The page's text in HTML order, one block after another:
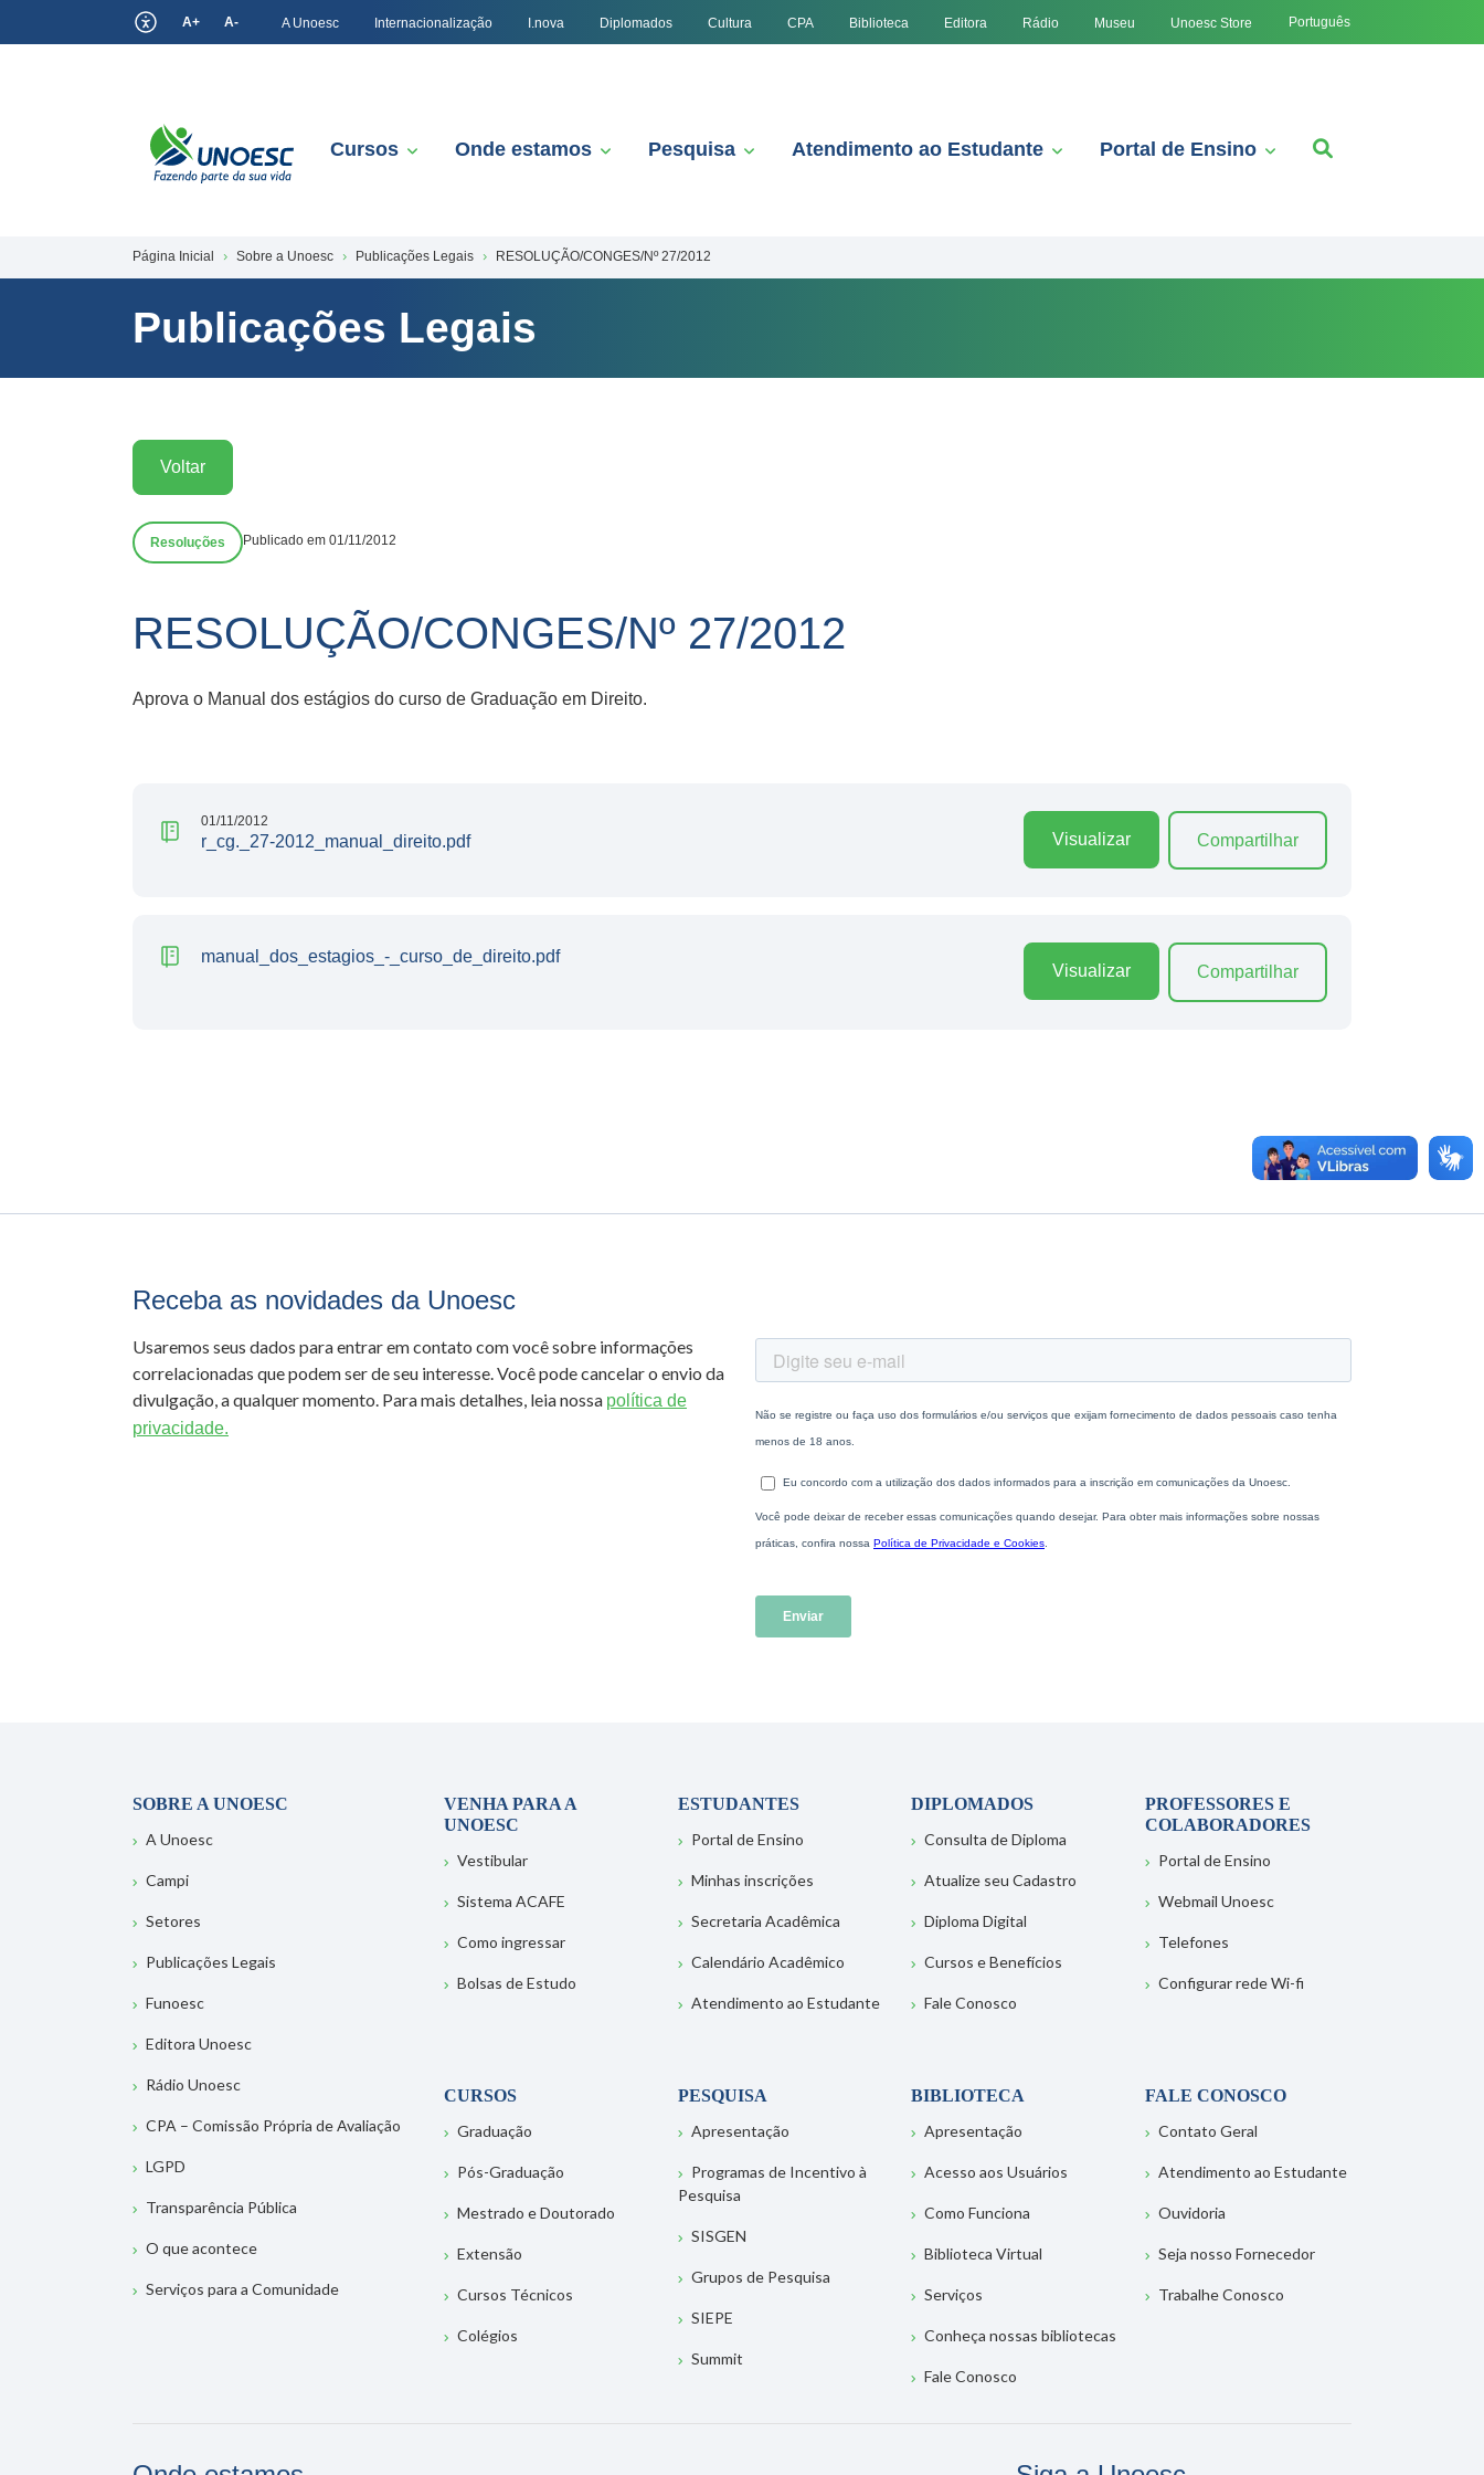
A+ A- A Unoesc Internacionalização I.nova Diplomados Cultura CPA Biblioteca Editora Rádio Museu Unoesc Store Português
Cursos Onde estamos Pesquisa Atendimento ao Estudante Portal de Ensino
Página Inicial Sobre a Unoesc Publicações Legais RESOLUÇÃO/CONGES/Nº 27/2012
Publicações Legais
Voltar
Resoluções Publicado em 01/11/2012
RESOLUÇÃO/CONGES/Nº 27/2012
Aprova o Manual dos estágios do curso de Graduação em Direito.
01/11/2012
r_cg._27-2012_manual_direito.pdf Visualizar Compartilhar
manual_dos_estagios_-_curso_de_direito.pdf
Visualizar Compartilhar
Receba as novidades da Unoesc
Usaremos seus dados para entrar em contato com você sobre informações
correlacionadas que podem ser de seu interesse. Você pode cancelar o envio da
divulgação, a qualquer momento. Para mais detalhes, leia nossa política de
privacidade.
SOBRE A UNOESC
A Unoesc
Campi
Setores
Publicações Legais
Funoesc
Editora Unoesc
Rádio Unoesc
CPA – Comissão Própria de Avaliação
LGPD
Transparência Pública
O que acontece
Serviços para a Comunidade
VENHA PARA A
UNOESC
Vestibular
Sistema ACAFE
Como ingressar
Bolsas de Estudo
ESTUDANTES
Portal de Ensino
Minhas inscrições
Secretaria Acadêmica
Calendário Acadêmico
Atendimento ao Estudante
DIPLOMADOS
Consulta de Diploma
Atualize seu Cadastro
Diploma Digital
Cursos e Benefícios
Fale Conosco
PROFESSORES E
COLABORADORES
Portal de Ensino
Webmail Unoesc
Telefones
Configurar rede Wi-fi
CURSOS
Graduação
Pós-Graduação
Mestrado e Doutorado
Extensão
Cursos Técnicos
Colégios
PESQUISA
Apresentação
Programas de Incentivo à
Pesquisa
SISGEN
Grupos de Pesquisa
SIEPE
Summit
BIBLIOTECA
Apresentação
Acesso aos Usuários
Como Funciona
Biblioteca Virtual
Serviços
Conheça nossas bibliotecas
Fale Conosco
FALE CONOSCO
Contato Geral
Atendimento ao Estudante
Ouvidoria
Seja nosso Fornecedor
Trabalhe Conosco